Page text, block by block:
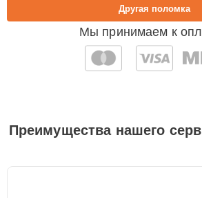
Мы принимаем к
Другая поломка
Преимущества нашего